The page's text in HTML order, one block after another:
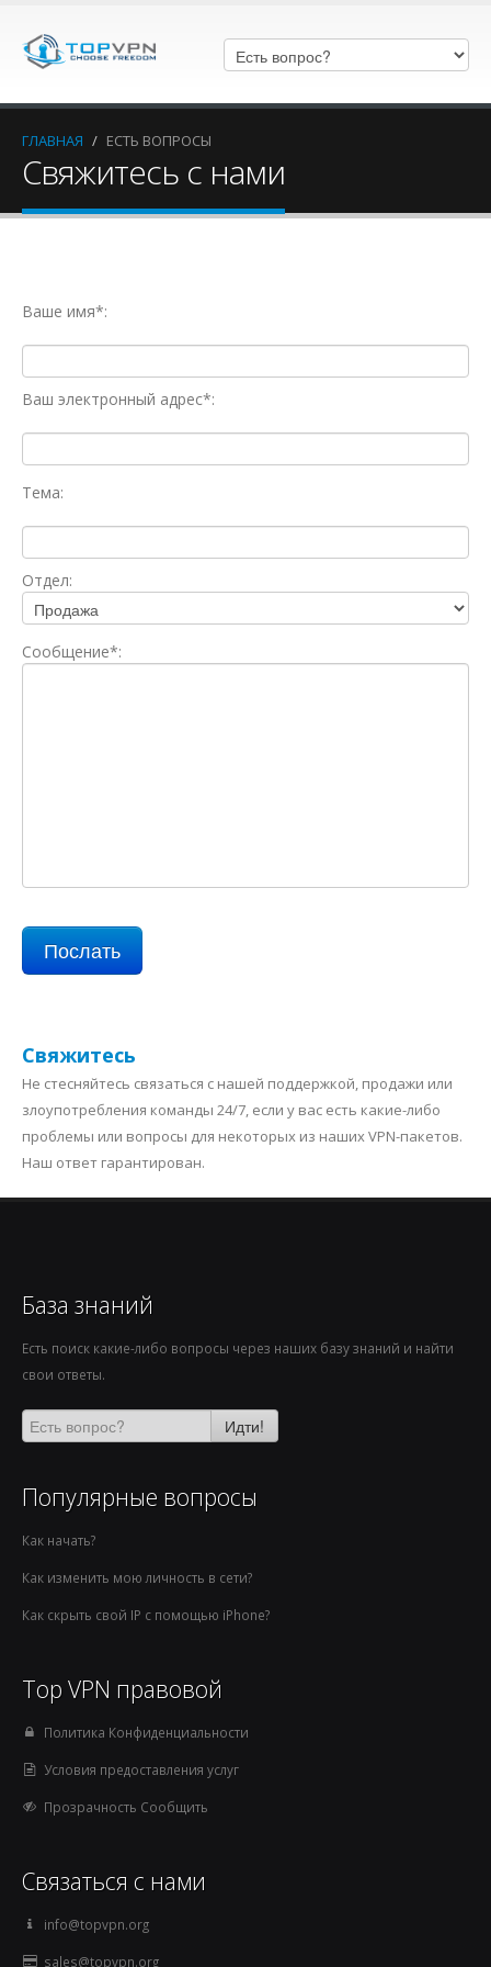
ГЛАВНАЯ / ЕСТЬ ВОПРОСЫ
Свяжитесь с нами
Ваше имя*:
Ваш электронный адрес*:
Tема:
Oтдел:
Сообщение*:
Свяжитесь
Не стесняйтесь связаться с нашей поддержкой, продажи или
злоупотребления команды 24/7, если у вас есть какие-либо
проблемы или вопросы для некоторых из наших VPN-пакетов.
Наш ответ гарантирован.
База знаний
Есть поиск какие-либо вопросы через наших базу знаний и найти
свои ответы.
Идти!
Популярные вопросы
Как начать?
Как изменить мою личность в сети?
Как скрыть свой IP с помощью iPhone?
Top VPN правовой
Политика Конфиденциальности
Условия предоставления услуг
Прозрачность Сообщить
Связаться с нами
info@topvpn.org
sales@topvpn.org